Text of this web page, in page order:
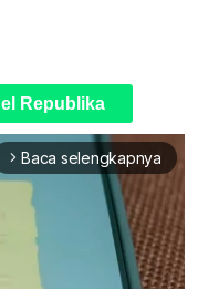
Republika
arrow_forward_ios Baca selengkapnya